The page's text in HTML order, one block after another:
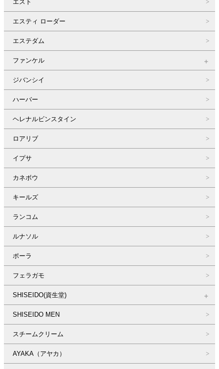
エスト
エスティ ローダー
エステダム
ファンケル
ジバンシイ
ハーバー
ヘレナルビンスタイン
ロアリブ
イプサ
カネボウ
キールズ
ランコム
ルナソル
ポーラ
フェラガモ
SHISEIDO(資生堂)
SHISEIDO MEN
スチームクリーム
AYAKA（アヤカ）